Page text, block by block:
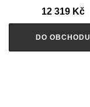
12 319 Kč
DO OBCHODU